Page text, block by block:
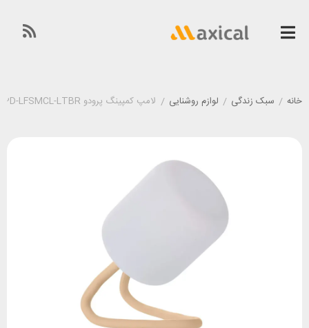
خانه / سبک زندگی / لوازم روشنایی / لامپ کمپینگ پرودو Porodo PD-LFSMCL-LTBR